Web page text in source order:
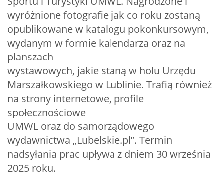
wyróżnione fotografie jak co roku zostaną
opublikowane w katalogu pokonkursowym,
wydanym w formie kalendarza oraz na
planszach
wystawowych, jakie staną w holu Urzędu
Marszałkowskiego w Lublinie. Trafią również
na strony internetowe, profile
społecznościowe
UMWL oraz do samorządowego
wydawnictwa „Lubelskie.pl”. Termin
nadsyłania prac upływa z dniem 30 września
2025 roku.